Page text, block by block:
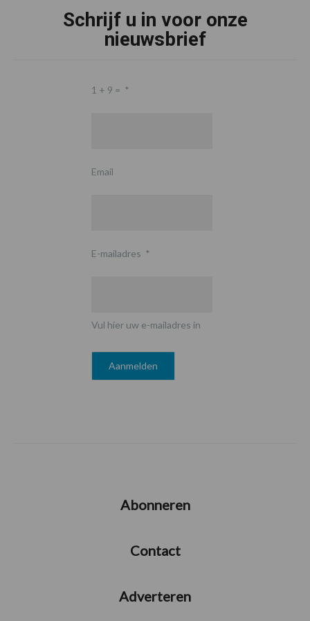
Schrijf u in voor onze
nieuwsbrief
1 + 9 = *
Email
E-mailadres *
Vul hier uw e-mailadres in
Abonneren
Contact
Adverteren